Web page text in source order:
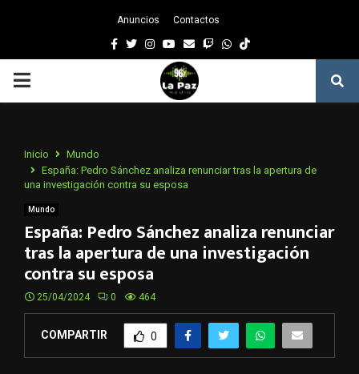
Anuncios Contactos
Facebook
TwitterInstagram
Youtube
EmailTwitchWhatsapp
PRIMARY
Inicio
Mundo
España: Pedro Sánchez analiza renunciar tras la apertura de
una investigación contra su esposa
Mundo
España: Pedro Sánchez analiza renunciar
tras la apertura de una investigación
contra su esposa
25/04/2024 0 464
COMPARTIR 0